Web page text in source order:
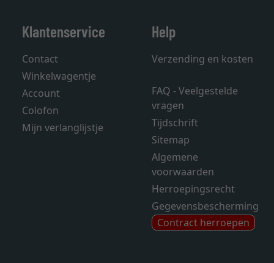
Klantenservice
Contact
Winkelwagentje
Account
Colofon
Mijn verlanglijstje
Help
Verzending en kosten
FAQ - Veelgestelde
vragen
Tijdschrift
Sitemap
Algemene
voorwaarden
Herroepingsrecht
Gegevensbescherming
Contract herroepen